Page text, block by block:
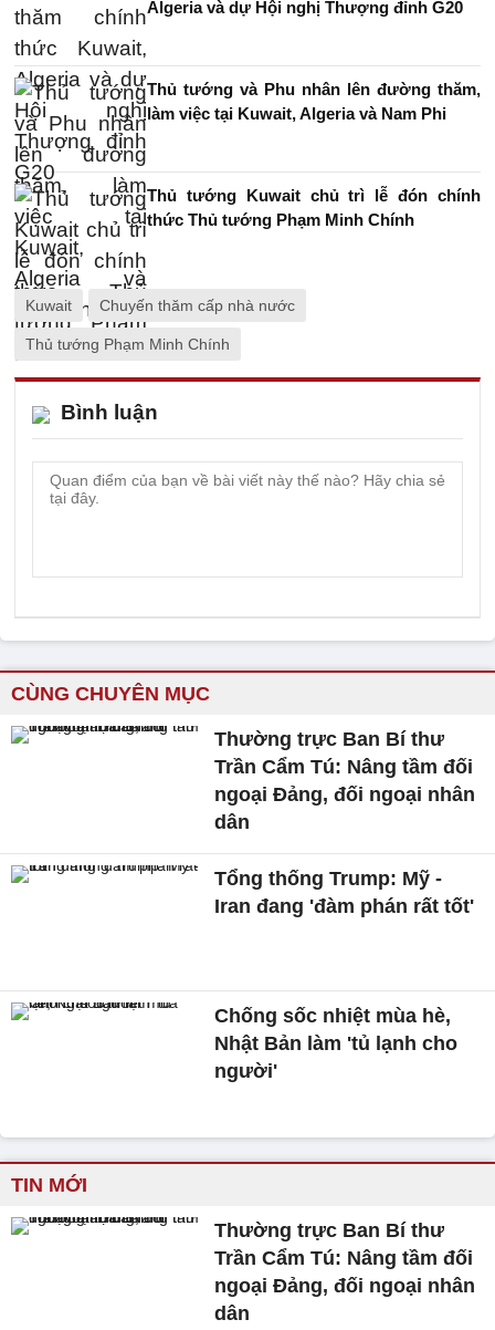
Algeria và dự Hội nghị Thượng đỉnh G20
Thủ tướng và Phu nhân lên đường thăm,
làm việc tại Kuwait, Algeria và Nam Phi
Thủ tướng Kuwait chủ trì lễ đón chính
thức Thủ tướng Phạm Minh Chính
Kuwait Chuyến thăm cấp nhà nước
Thủ tướng Phạm Minh Chính
Bình luận
CÙNG CHUYÊN MỤC
Thường trực Ban Bí thư
Trần Cẩm Tú: Nâng tầm đối
ngoại Đảng, đối ngoại nhân
dân
Tổng thống Trump: Mỹ -
Iran đang 'đàm phán rất tốt'
Chống sốc nhiệt mùa hè,
Nhật Bản làm 'tủ lạnh cho
người'
TIN MỚI
Thường trực Ban Bí thư
Trần Cẩm Tú: Nâng tầm đối
ngoại Đảng, đối ngoại nhân
dân